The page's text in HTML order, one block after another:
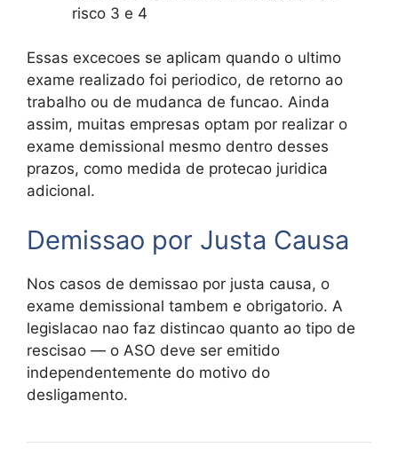
risco 3 e 4
Essas excecoes se aplicam quando o ultimo
exame realizado foi periodico, de retorno ao
trabalho ou de mudanca de funcao. Ainda
assim, muitas empresas optam por realizar o
exame demissional mesmo dentro desses
prazos, como medida de protecao juridica
adicional.
Demissao por Justa Causa
Nos casos de demissao por justa causa, o
exame demissional tambem e obrigatorio. A
legislacao nao faz distincao quanto ao tipo de
rescisao — o ASO deve ser emitido
independentemente do motivo do
desligamento.